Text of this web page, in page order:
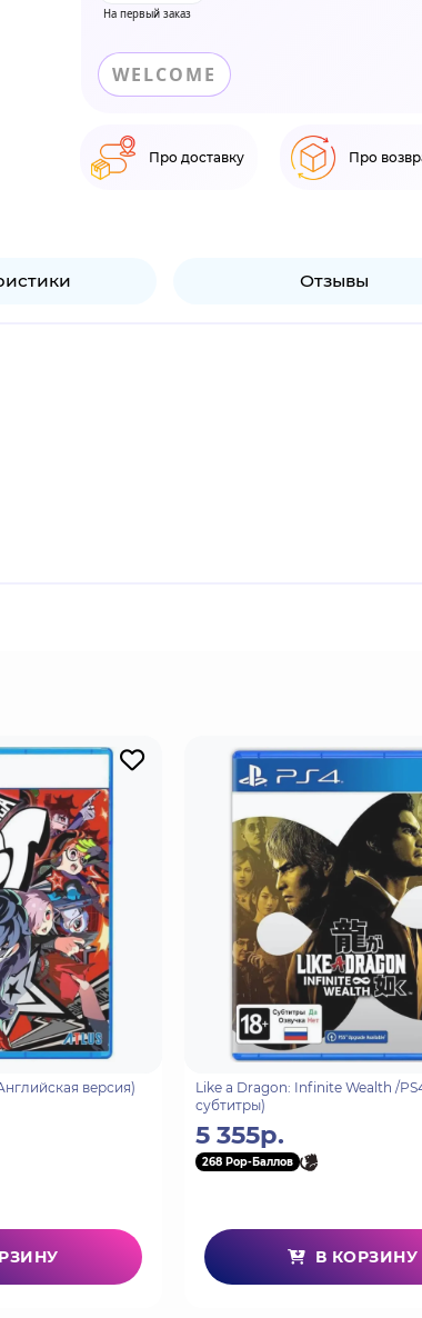
На первый заказ
WELCOME
Про доставку Про
Отзывы
лучше благодаря реалистичной графике,
рекорд по самой продолжительной
поединках отца и сына из семейств Мисима
такого поединка, посвящена персональному
агрессия
сохраняет уникальный тактический стиль,
суперприёмы вроде Rage Art наверняка
самой увлекательной частью серии на
уникального аватара и отправиться в
и практическими навыками игры в
версия)
Like a Dragon: Infinite Wealth /
субтитры)
5 355р.
268 Pop-Баллов
В КОРЗИНУ